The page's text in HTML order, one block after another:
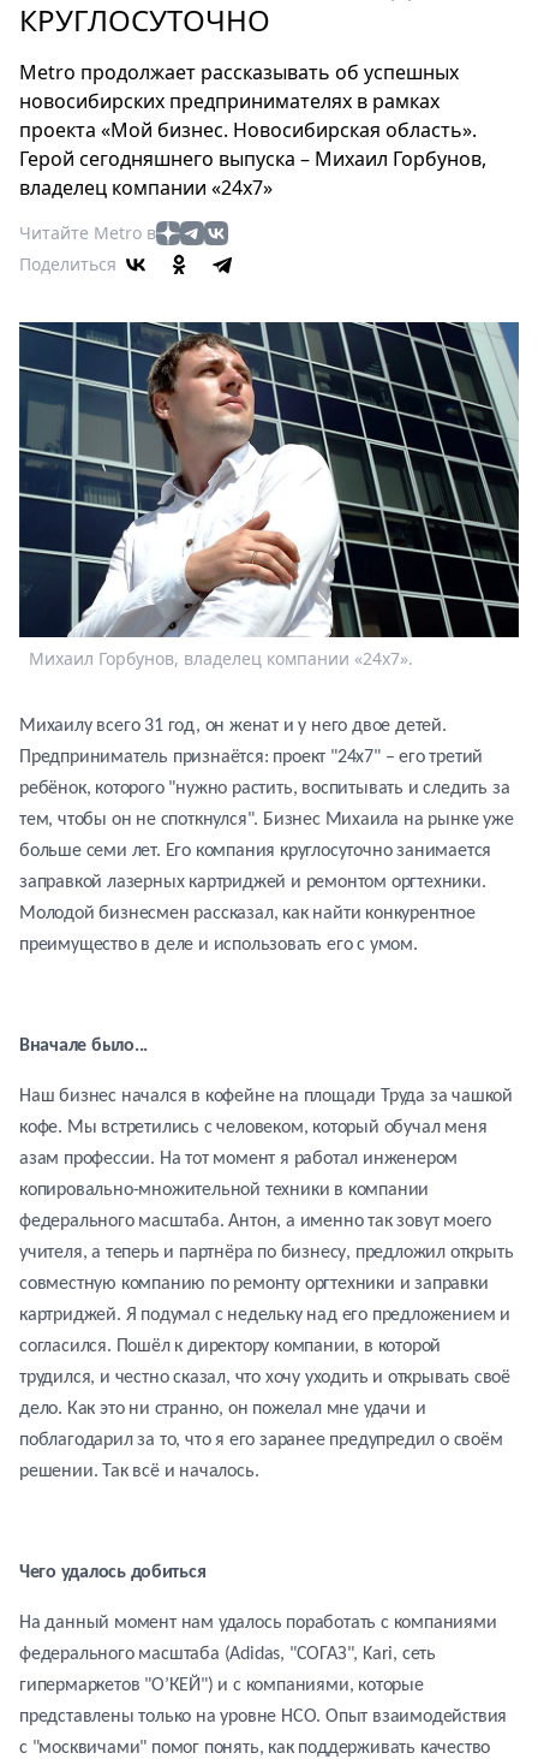
Россия
Мир
Здоровье
Еда
Туризм
Мода
Театр
Кино
Книги
Выставки
Пресс-
релизы
О
Metro
Стримы
Спецпроекты
Звезды
Выборы
2026
КРУГЛОСУТОЧНО
Metro продолжает рассказывать об успешных
новосибирских предпринимателях в рамках
проекта «Мой бизнес. Новосибирская область».
Герой сегодняшнего выпуска – Михаил Горбунов,
владелец компании «24х7»
Читайте Metro в
Поделиться
Михаил Горбунов, владелец компании «24х7».
Михаилу всего 31 год, он женат и у него двое детей.
Предприниматель признаётся: проект "24х7" – его третий
ребёнок, которого "нужно растить, воспитывать и следить за
тем, чтобы он не споткнулся". Бизнес Михаила на рынке уже
больше семи лет. Его компания круглосуточно занимается
заправкой лазерных картриджей и ремонтом оргтехники.
Молодой бизнесмен рассказал, как найти конкурентное
преимущество в деле и использовать его с умом.
Вначале было...
Наш бизнес начался в кофейне на площади Труда за чашкой
кофе. Мы встретились с человеком, который обучал меня
азам профессии. На тот момент я работал инженером
копировально-множительной техники в компании
федерального масштаба. Антон, а именно так зовут моего
учителя, а теперь и партнёра по бизнесу, предложил открыть
совместную компанию по ремонту оргтехники и заправки
картриджей. Я подумал с недельку над его предложением и
согласился. Пошёл к директору компании, в которой
трудился, и честно сказал, что хочу уходить и открывать своё
дело. Как это ни странно, он пожелал мне удачи и
поблагодарил за то, что я его заранее предупредил о своём
решении. Так всё и началось.
Чего удалось добиться
На данный момент нам удалось поработать с компаниями
федерального масштаба (Adidas, "СОГАЗ", Kari, сеть
гипермаркетов "О’КЕЙ") и с компаниями, которые
представлены только на уровне НСО. Опыт взаимодействия
с "москвичами" помог понять, как поддерживать качество